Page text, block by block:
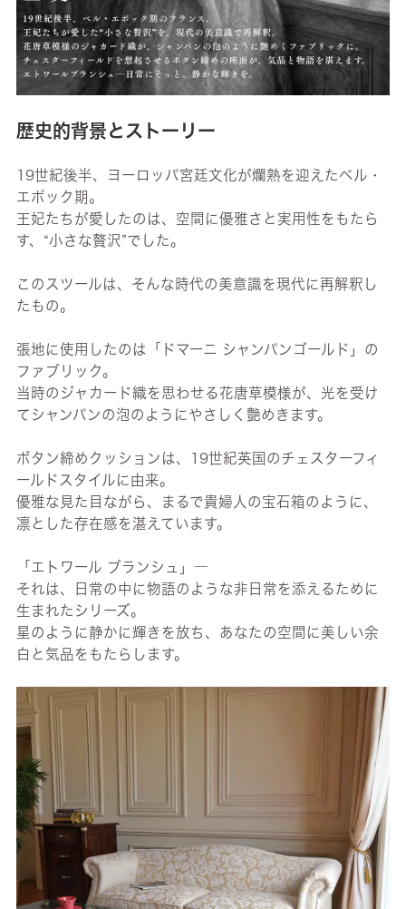
歴史的背景とストーリー
19世紀後半、ヨーロッパ宮廷文化が爛熟を迎えたベル・
エポック期。
王妃たちが愛したのは、空間に優雅さと実用性をもたら
す、“小さな贅沢”でした。
このスツールは、そんな時代の美意識を現代に再解釈し
たもの。
張地に使用したのは「ドマーニ シャンパンゴールド」の
ファブリック。
当時のジャカード織を思わせる花唐草模様が、光を受け
てシャンパンの泡のようにやさしく艶めきます。
ボタン締めクッションは、19世紀英国のチェスターフィ
ールドスタイルに由来。
優雅な見た目ながら、まるで貴婦人の宝石箱のように、
凛とした存在感を湛えています。
「エトワール ブランシュ」―
それは、日常の中に物語のような非日常を添えるために
生まれたシリーズ。
星のように静かに輝きを放ち、あなたの空間に美しい余
白と気品をもたらします。